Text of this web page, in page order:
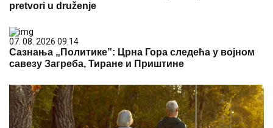
pretvori u druženje
07. 08. 2026 09:14
Сазнања „Политике”: Црна Гора следећа у војном
савезу Загреба, Тиране и Приштине